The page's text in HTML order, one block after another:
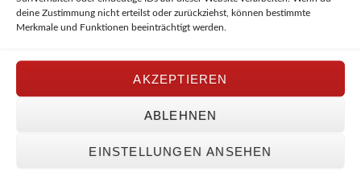
deine Zustimmung nicht erteilst oder zurückziehst, können bestimmte
Merkmale und Funktionen beeinträchtigt werden.
AKZEPTIEREN
ABLEHNEN
EINSTELLUNGEN ANSEHEN